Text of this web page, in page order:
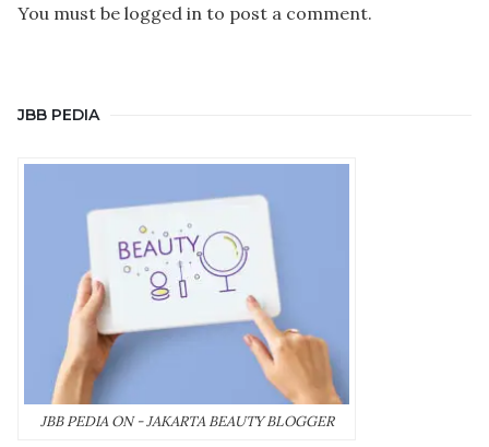
You must be logged in to post a comment.
JBB PEDIA
JBB PEDIA ON - JAKARTA BEAUTY BLOGGER